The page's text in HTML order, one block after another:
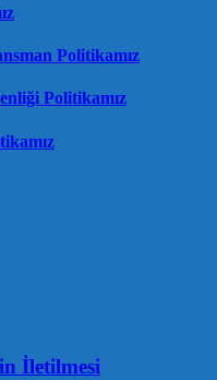
Politikamız
Politikamız
İletilmesi